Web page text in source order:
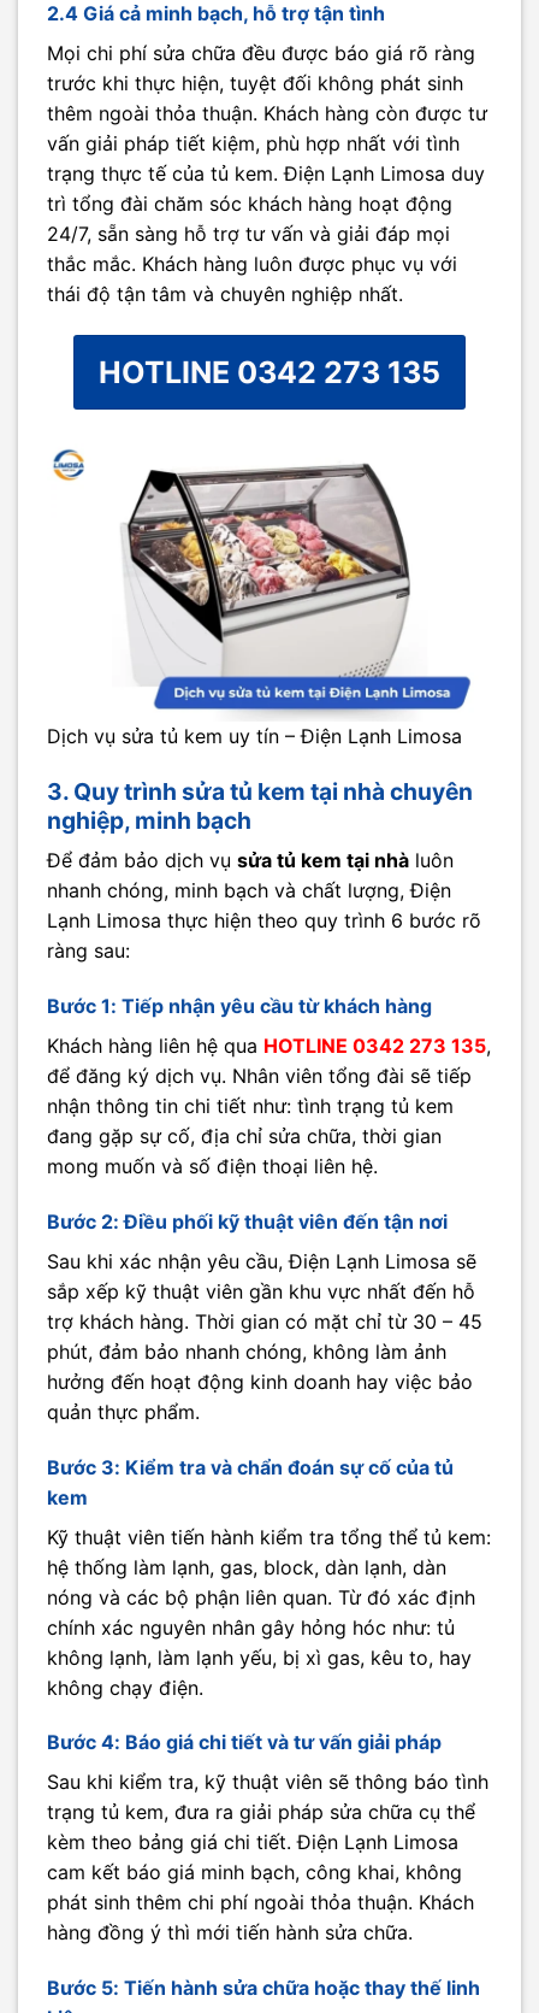
2.4 Giá cả minh bạch, hỗ trợ tận tình
Mọi chi phí sửa chữa đều được báo giá rõ ràng
trước khi thực hiện, tuyệt đối không phát sinh
thêm ngoài thỏa thuận. Khách hàng còn được tư
vấn giải pháp tiết kiệm, phù hợp nhất với tình
trạng thực tế của tủ kem. Điện Lạnh Limosa duy
trì tổng đài chăm sóc khách hàng hoạt động
24/7, sẵn sàng hỗ trợ tư vấn và giải đáp mọi
thắc mắc. Khách hàng luôn được phục vụ với
thái độ tận tâm và chuyên nghiệp nhất.
HOTLINE 0342 273 135
Dịch vụ sửa tủ kem uy tín – Điện Lạnh Limosa
3. Quy trình sửa tủ kem tại nhà chuyên
nghiệp, minh bạch
Để đảm bảo dịch vụ sửa tủ kem tại nhà luôn
nhanh chóng, minh bạch và chất lượng, Điện
Lạnh Limosa thực hiện theo quy trình 6 bước rõ
ràng sau:
Bước 1: Tiếp nhận yêu cầu từ khách hàng
Khách hàng liên hệ qua HOTLINE 0342 273 135,
để đăng ký dịch vụ. Nhân viên tổng đài sẽ tiếp
nhận thông tin chi tiết như: tình trạng tủ kem
đang gặp sự cố, địa chỉ sửa chữa, thời gian
mong muốn và số điện thoại liên hệ.
Bước 2: Điều phối kỹ thuật viên đến tận nơi
Sau khi xác nhận yêu cầu, Điện Lạnh Limosa sẽ
sắp xếp kỹ thuật viên gần khu vực nhất đến hỗ
trợ khách hàng. Thời gian có mặt chỉ từ 30 – 45
phút, đảm bảo nhanh chóng, không làm ảnh
hưởng đến hoạt động kinh doanh hay việc bảo
quản thực phẩm.
Bước 3: Kiểm tra và chẩn đoán sự cố của tủ
kem
Kỹ thuật viên tiến hành kiểm tra tổng thể tủ kem:
hệ thống làm lạnh, gas, block, dàn lạnh, dàn
nóng và các bộ phận liên quan. Từ đó xác định
chính xác nguyên nhân gây hỏng hóc như: tủ
không lạnh, làm lạnh yếu, bị xì gas, kêu to, hay
không chạy điện.
Bước 4: Báo giá chi tiết và tư vấn giải pháp
Sau khi kiểm tra, kỹ thuật viên sẽ thông báo tình
trạng tủ kem, đưa ra giải pháp sửa chữa cụ thể
kèm theo bảng giá chi tiết. Điện Lạnh Limosa
cam kết báo giá minh bạch, công khai, không
phát sinh thêm chi phí ngoài thỏa thuận. Khách
hàng đồng ý thì mới tiến hành sửa chữa.
Bước 5: Tiến hành sửa chữa hoặc thay thế linh